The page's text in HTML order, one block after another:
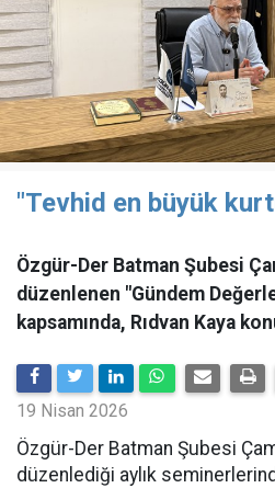
"Tevhid en büyük
Özgür-Der Batman Şubesi
düzenlenen "Gündem
kapsamında, Rıdvan Kaya
19 Nisan 2026
​Özgür-Der Batman Şubesi
düzenlediği aylık